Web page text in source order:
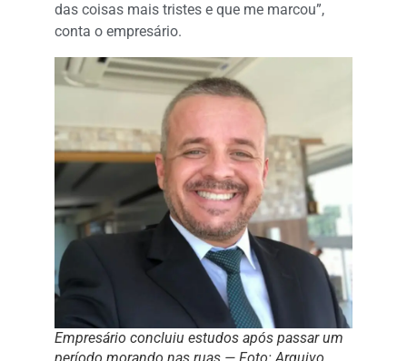
das coisas mais tristes e que me marcou”,
conta o empresário.
Empresário concluiu estudos após passar um